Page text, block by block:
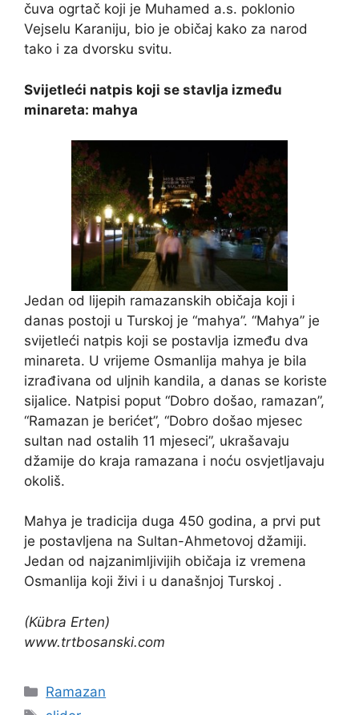
čuva ogrtač koji je Muhamed a.s. poklonio
Vejselu Karaniju, bio je običaj kako za narod
tako i za dvorsku svitu.
Svijetleći natpis koji se stavlja između
minareta: mahya
Jedan od lijepih ramazanskih običaja koji i
danas postoji u Turskoj je “mahya”. “Mahya” je
svijetleći natpis koji se postavlja između dva
minareta. U vrijeme Osmanlija mahya je bila
izrađivana od uljnih kandila, a danas se koriste
sijalice. Natpisi poput “Dobro došao, ramazan”,
“Ramazan je berićet”, “Dobro došao mjesec
sultan nad ostalih 11 mjeseci”, ukrašavaju
džamije do kraja ramazana i noću osvjetljavaju
okoliš.
Mahya je tradicija duga 450 godina, a prvi put
je postavljena na Sultan-Ahmetovoj džamiji.
Jedan od najzanimljivijih običaja iz vremena
Osmanlija koji živi i u današnjoj Turskoj .
(Kübra Erten)
www.trtbosanski.com
Kategorije
Ramazan